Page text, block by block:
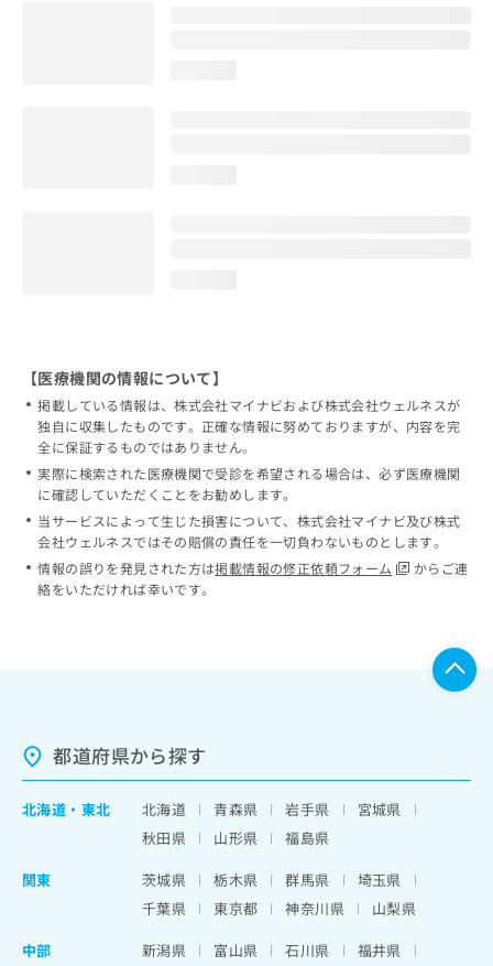
【医療機関の情報について】
掲載している情報は、株式会社マイナビおよび株式会社ウェルネスが
独自に収集したものです。正確な情報に努めておりますが、内容を完
全に保証するものではありません。
実際に検索された医療機関で受診を希望される場合は、必ず医療機関
に確認していただくことをお勧めします。
当サービスによって生じた損害について、株式会社マイナビ及び株式
会社ウェルネスではその賠償の責任を一切負わないものとします。
情報の誤りを発見された方は掲載情報の修正依頼フォーム
からご連
絡をいただければ幸いです。
都道府県から探す
北海道 ・ 東北 北海道 青森県 岩手県
宮城県
秋田県
山形県
福島県
関東
茨城県 栃木県 群馬県
埼玉県
千葉県
東京都 神奈川県
山梨県
中部
新潟県 富山県 石川県
福井県